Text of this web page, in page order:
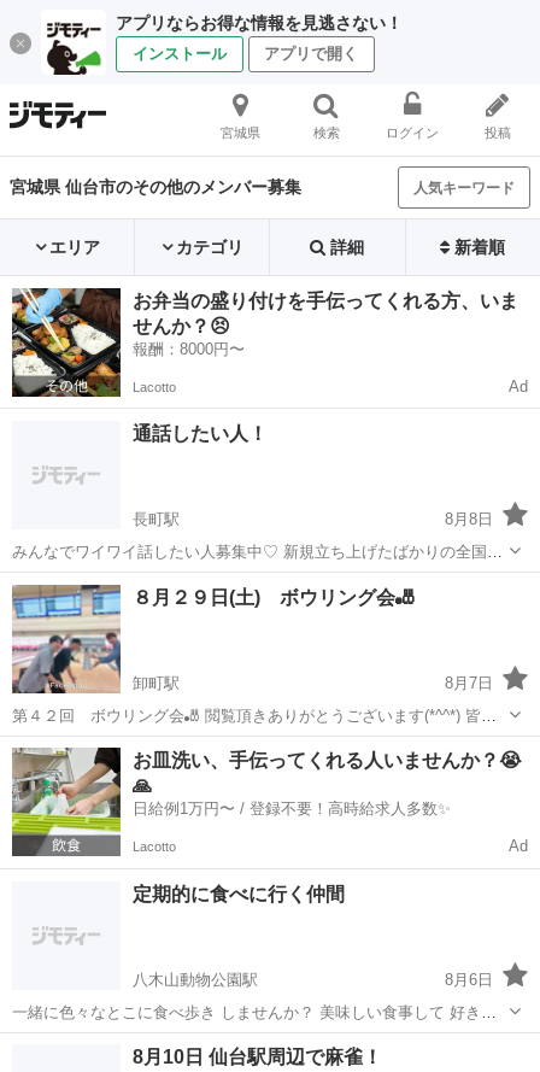
アプリならお得な情報を見逃さない！
インストール アプリで開く
宮城県 検索 ログイン 投稿
宮城県 仙台市のその他のメンバー募集 人気キーワード
エリア カテゴリ 詳細 新着順
お弁当の盛り付けを手伝ってくれる方、いま
せんか？😣
報酬：8000円〜
Lacotto Ad
通話したい人！
長町駅
8月8日
みんなでワイワイ話したい人募集中♡ 新規立ち上げたばかりの全国オ
ープンチャット雑談部屋に入れる方メッセージください☺️ 今現在11名
います。 楽しくみんなでワイワイ話しましょう✨ 宜しくお願いしまー
す！ 場を乱す方はお断りし...
宮城 仙台市 長町駅 その他
８月２９日(土) ボウリング会🎳
卸町駅
8月7日
第４２回 ボウリング会🎳 閲覧頂きありがとうございます(*^^*) 皆さ
んのおかげで４１回目突破しました🙇‍♂️ 前回は男１４人、女２人、計１
６人参加していただきました！🤣 年齢層が幅広くお集まり頂きありが
とうございま...
宮城 仙台市 卸町駅 その他 ボウリング
お皿洗い、手伝ってくれる人いませんか？😭
🙏
日給例1万円〜 / 登録不要！高時給求人多数✨
Lacotto Ad
定期的に食べに行く仲間
八木山動物公園駅
8月6日
一緒に色々なとこに食べ歩き しませんか？ 美味しい食事して 好きな
お喋りしてリフレッシュ できたらなと思います。 ビジネス話はなしで
よろしくお願いします。
八木山動物公園駅 その他
8月10日 仙台駅周辺で麻雀！